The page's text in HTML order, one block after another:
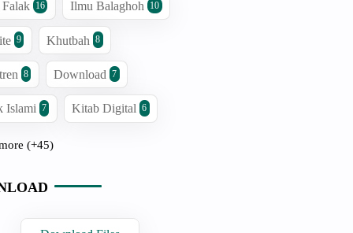
16 Ilmu Balaghoh 10
9 Khutbah 8
8 Download 7
Islami 7 Kitab Digital 6
(+45)